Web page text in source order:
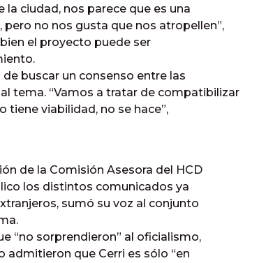
ciudad, nos parece que es una
no nos gusta que nos atropellen”,
el proyecto puede ser
buscar un consenso entre las
tema. “Vamos a tratar de compatibilizar
tiene viabilidad, no se hace”,
de la Comisión Asesora del HCD
los distintos comunicados ya
sumó su voz al conjunto
“no sorprendieron” al oficialismo,
que Cerri es sólo “en